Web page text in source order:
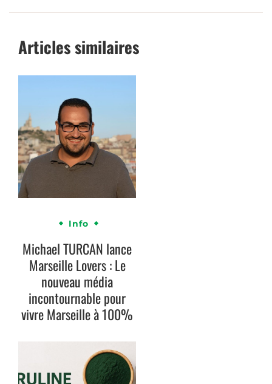
Articles similaires
Info
Michael TURCAN lance
Marseille Lovers : Le
nouveau média
incontournable pour
vivre Marseille à 100%